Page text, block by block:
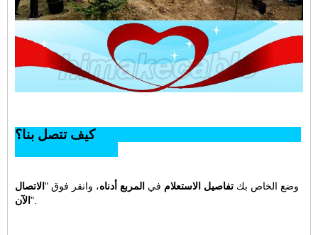
كيف تتصل بنا؟
وضع الخاص بك تفاصيل الاستعلام في المربع أدناه، وانقر فوق " الاتصال
الآن ".